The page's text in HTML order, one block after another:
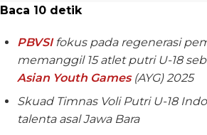
Baca 10 detik
PBVSIfokus pada regenerasi
memanggil 15 atlet putri U-18
Asian Youth Games(AYG) 2025
Skuad Timnas Voli Putri U-18
talenta asal Jawa Bara